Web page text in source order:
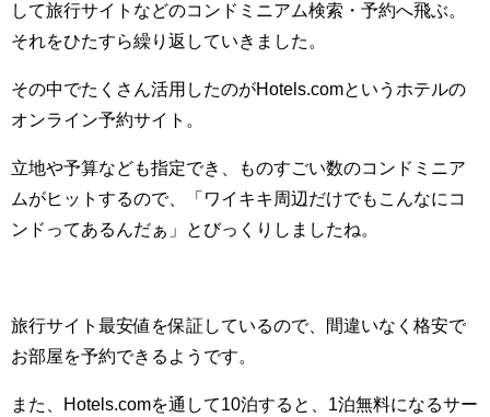
して旅行サイトなどのコンドミニアム検索・予約へ飛ぶ。
それをひたすら繰り返していきました。
その中でたくさん活用したのがHotels.comというホテルの
オンライン予約サイト。
立地や予算なども指定でき、ものすごい数のコンドミニア
ムがヒットするので、「ワイキキ周辺だけでもこんなにコ
ンドってあるんだぁ」とびっくりしましたね。
旅行サイト最安値を保証しているので、間違いなく格安で
お部屋を予約できるようです。
また、Hotels.comを通して10泊すると、1泊無料になるサー